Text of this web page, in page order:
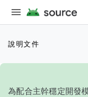
說明文件
為配合主幹穩定開發